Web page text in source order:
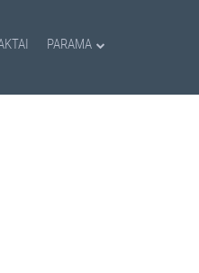
PARAMA